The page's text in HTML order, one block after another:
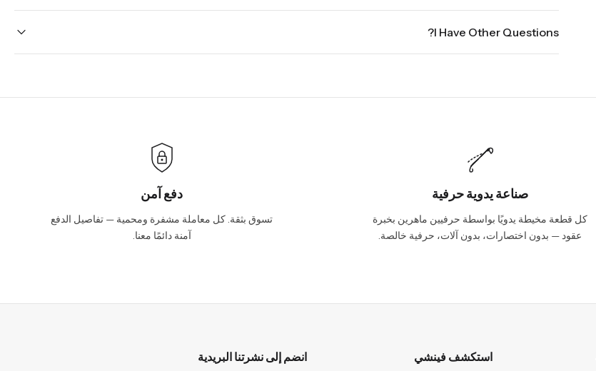
sale times and the holidays. Standard shipping takes four to seven business days, depending on your location.
I Have Other Questions?
صناعة يدوية حرفية
كل قطعة مخيطة يدويًا بواسطة حرفيين ماهرين بخبرة
عقود — بدون اختصارات، بدون آلات، حرفية خالصة.
دفع آمن
تسوق بثقة. كل معاملة مشفرة ومحمية — تفاصيل الدفع
آمنة دائمًا معنا.
استكشف فينشي انضم إلى نشرتنا البريدية